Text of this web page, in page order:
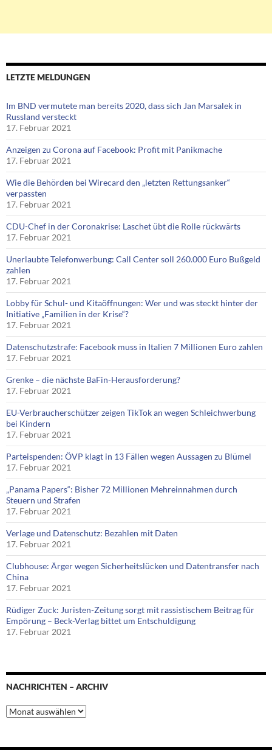
LETZTE MELDUNGEN
Im BND vermutete man bereits 2020, dass sich Jan Marsalek in
Russland versteckt
17. Februar 2021
Anzeigen zu Corona auf Facebook: Profit mit Panikmache
17. Februar 2021
Wie die Behörden bei Wirecard den „letzten Rettungsanker“
verpassten
17. Februar 2021
CDU-Chef in der Coronakrise: Laschet übt die Rolle rückwärts
17. Februar 2021
Unerlaubte Telefonwerbung: Call Center soll 260.000 Euro Bußgeld
zahlen
17. Februar 2021
Lobby für Schul- und Kitaöffnungen: Wer und was steckt hinter der
Initiative „Familien in der Krise“?
17. Februar 2021
Datenschutzstrafe: Facebook muss in Italien 7 Millionen Euro zahlen
17. Februar 2021
Grenke – die nächste BaFin-Herausforderung?
17. Februar 2021
EU-Verbraucherschützer zeigen TikTok an wegen Schleichwerbung
bei Kindern
17. Februar 2021
Parteispenden: ÖVP klagt in 13 Fällen wegen Aussagen zu Blümel
17. Februar 2021
„Panama Papers“: Bisher 72 Millionen Mehreinnahmen durch
Steuern und Strafen
17. Februar 2021
Verlage und Datenschutz: Bezahlen mit Daten
17. Februar 2021
Clubhouse: Ärger wegen Sicherheitslücken und Datentransfer nach
China
17. Februar 2021
Rüdiger Zuck: Juristen-Zeitung sorgt mit rassistischem Beitrag für
Empörung – Beck-Verlag bittet um Entschuldigung
17. Februar 2021
NACHRICHTEN – ARCHIV
Nachrichten
–